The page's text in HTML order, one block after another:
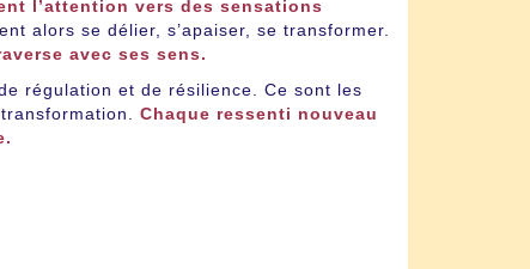
l’attention vers des sensations
alors se délier, s’apaiser, se transformer.
avec ses sens.
régulation et de résilience. Ce sont les
Chaque ressenti nouveau